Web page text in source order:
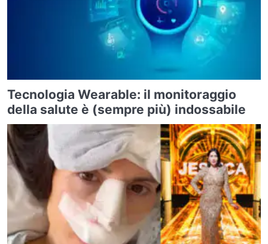
Tecnologia Wearable: il monitoraggio
della salute è (sempre più) indossabile